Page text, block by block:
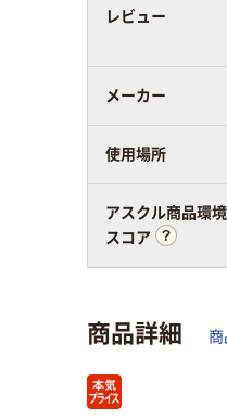
レビュー
メーカー
使用場所
アスクル商品環境
スコア
商品詳細